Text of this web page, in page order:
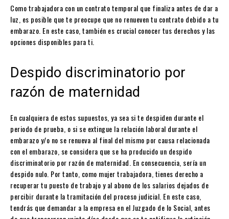
Como trabajadora con un contrato temporal que finaliza antes de dar a
luz, es posible que te preocupe que no renueven tu contrato debido a tu
embarazo. En este caso, también es crucial conocer tus derechos y las
opciones disponibles para ti.
Despido discriminatorio por
razón de maternidad
En cualquiera de estos supuestos, ya sea si te despiden durante el
periodo de prueba, o si se extingue la relación laboral durante el
embarazo y/o no se renueva al final del mismo por causa relacionada
con el embarazo, se considera que se ha producido un despido
discriminatorio por razón de maternidad. En consecuencia, sería un
despido nulo. Por tanto, como mujer trabajadora, tienes derecho a
recuperar tu puesto de trabajo y al abono de los salarios dejados de
percibir durante la tramitación del proceso judicial. En este caso,
tendrás que demandar a la empresa en el Juzgado de lo Social, antes